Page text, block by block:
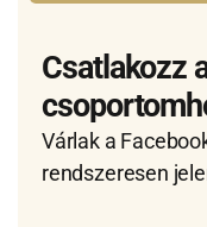
Csatlakozz
Várlak a
rendszeresen